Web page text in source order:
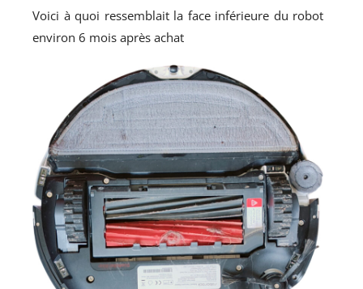
Voici à quoi ressemblait la face inférieure du robot
environ 6 mois après achat